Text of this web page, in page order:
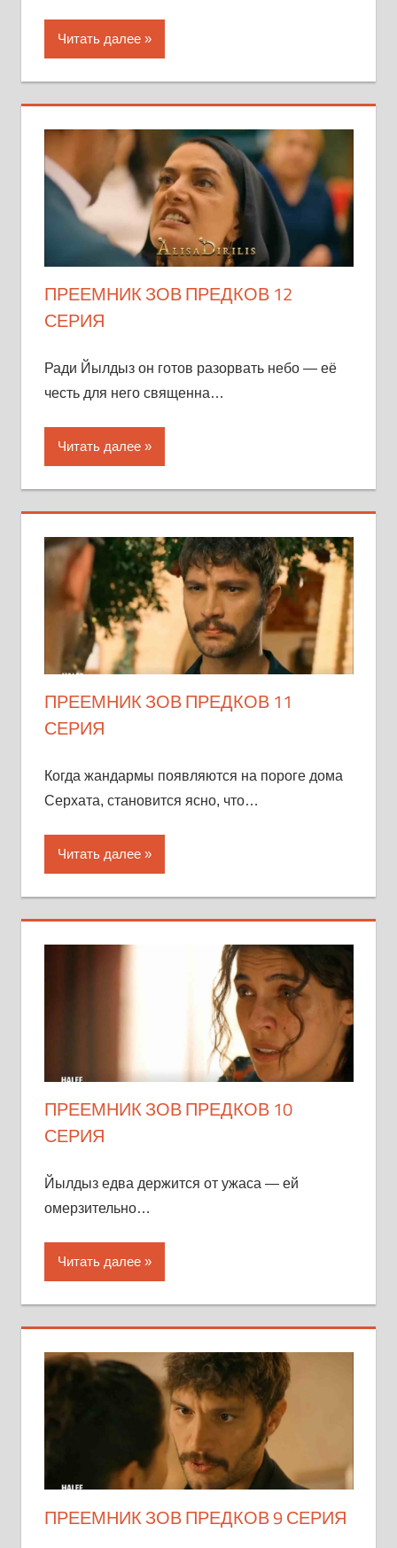
Читать далее
ПРЕЕМНИК ЗОВ ПРЕДКОВ 12
СЕРИЯ
Ради Йылдыз он готов разорвать небо — её
честь для него священна…
Читать далее
ПРЕЕМНИК ЗОВ ПРЕДКОВ 11
СЕРИЯ
Когда жандармы появляются на пороге дома
Серхата, становится ясно, что…
Читать далее
ПРЕЕМНИК ЗОВ ПРЕДКОВ 10
СЕРИЯ
Йылдыз едва держится от ужаса — ей
омерзительно…
Читать далее
ПРЕЕМНИК ЗОВ ПРЕДКОВ 9 СЕРИЯ